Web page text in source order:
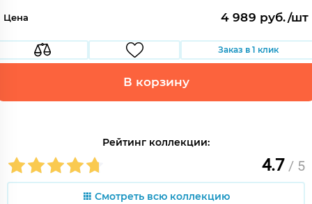
Цена 4 989 руб./шт
Заказ в 1 клик
В корзину
Рейтинг коллекции:
4.7 / 5
Смотреть всю коллекцию